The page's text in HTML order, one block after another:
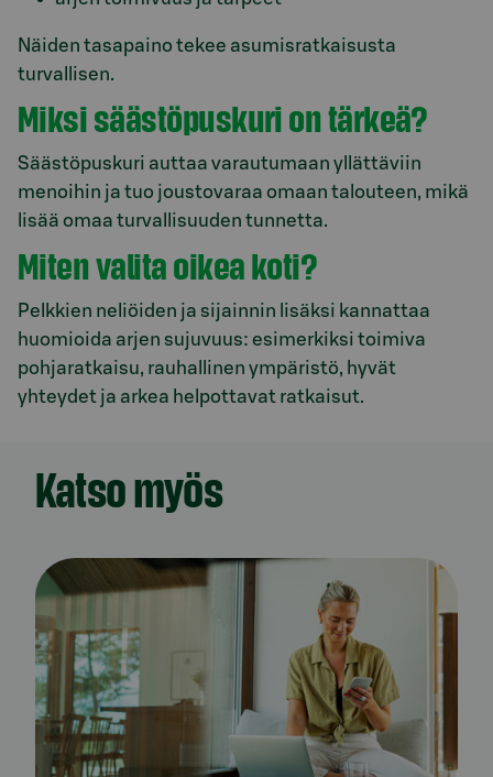
Näiden tasapaino tekee asumisratkaisusta
turvallisen.
Miksi säästöpuskuri on tärkeä?
Säästöpuskuri auttaa varautumaan yllättäviin
menoihin ja tuo joustovaraa omaan talouteen, mikä
lisää omaa turvallisuuden tunnetta.
Miten valita oikea koti?
Pelkkien neliöiden ja sijainnin lisäksi kannattaa
huomioida arjen sujuvuus: esimerkiksi toimiva
pohjaratkaisu, rauhallinen ympäristö, hyvät
yhteydet ja arkea helpottavat ratkaisut.
Katso myös